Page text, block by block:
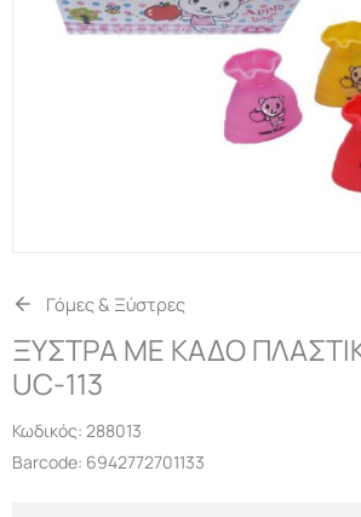
Γόμες & Ξύστρες
ΞΥΣΤΡΑ ΜΕ ΚΑΔΟ
UC-113
Κωδικός: 288013
Barcode: 6942772701133